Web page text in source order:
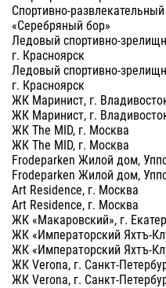
Спортивно-
«Серебряный бор»
Ледовый спортивно-
г. Красноярск
Ледовый спортивно-
г. Красноярск
ЖК Маринист, г.
ЖК Маринист, г.
ЖК The MID, г. Москва
ЖК The MID, г. Москва
Frodeparken Жилой дом,
Frodeparken Жилой дом,
Art Residence, г. Москва
Art Residence, г. Москва
ЖК «Макаровский», г.
ЖК «Императорский Яхтъ-
ЖК «Императорский Яхтъ-
ЖК Verona, г. Санкт-
ЖК Verona, г. Санкт-